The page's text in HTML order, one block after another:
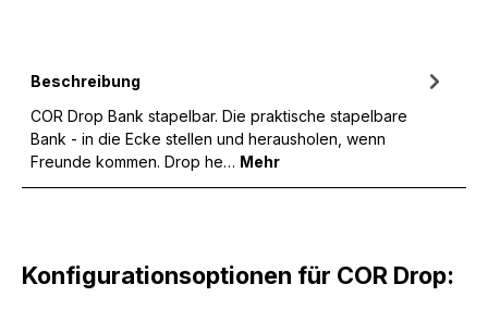
Beschreibung
COR Drop Bank stapelbar. Die praktische stapelbare
Bank - in die Ecke stellen und herausholen, wenn
Freunde kommen. Drop he… Mehr
Konfigurationsoptionen für COR Drop: